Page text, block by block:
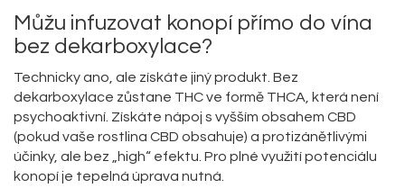
Můžu infuzovat konopí přímo do vína
bez dekarboxylace?
Technicky ano, ale získáte jiný produkt. Bez
dekarboxylace zůstane THC ve formě THCA, která není
psychoaktivní. Získáte nápoj s vyšším obsahem CBD
(pokud vaše rostlina CBD obsahuje) a protizánětlivými
účinky, ale bez „high“ efektu. Pro plné využití potenciálu
konopí je tepelná úprava nutná.